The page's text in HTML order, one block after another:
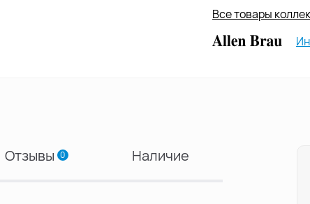
Все товары
Отзывы 0 Наличие